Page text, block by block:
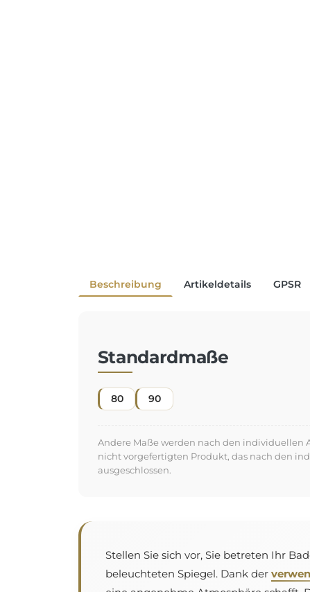
Beschreibung Artikeldetails GPSR
Standardmaße
80 90
Andere Maße werden nach den individuellen
nicht vorgefertigten Produkt, das nach den
ausgeschlossen.
Stellen Sie sich vor, Sie betreten Ihr
beleuchteten Spiegel. Dank der